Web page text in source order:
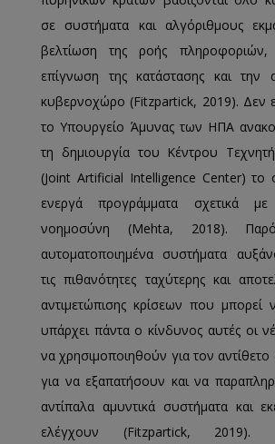
σε συστήματα και αλγόριθμους
βελτίωση της ροής πληροφοριών,
επίγνωση της κατάστασης και την
κυβερνοχώρο (Fitzpartick, 2019). Δεν
το Υπουργείο Άμυνας των ΗΠΑ
τη δημιουργία του Κέντρου
(Joint Artificial Intelligence Center) το
ενεργά προγράμματα σχετικά
νοημοσύνη (Mehta, 2018).
αυτοματοποιημένα συστήματα
τις πιθανότητες ταχύτερης και
αντιμετώπισης κρίσεων που
υπάρχει πάντα ο κίνδυνος αυτές οι
να χρησιμοποιηθούν για τον
για να εξαπατήσουν και να
αντίπαλα αμυντικά συστήματα και
ελέγχουν (Fitzpartick, 2019).